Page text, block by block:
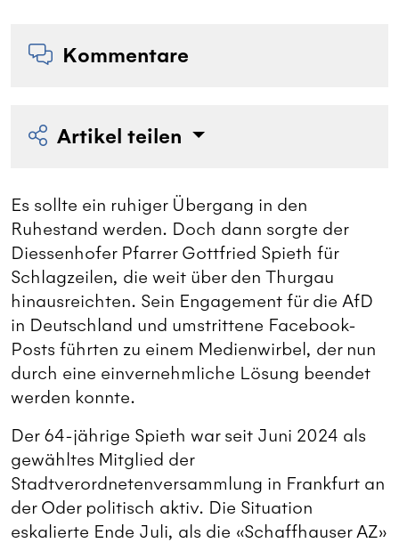
Kommentare
Artikel teilen
Es sollte ein ruhiger Übergang in den
Ruhestand werden. Doch dann sorgte der
Diessenhofer Pfarrer Gottfried Spieth für
Schlagzeilen, die weit über den Thurgau
hinausreichten. Sein Engagement für die AfD
in Deutschland und umstrittene Facebook-
Posts führten zu einem Medienwirbel, der nun
durch eine einvernehmliche Lösung beendet
werden konnte.
Der 64-jährige Spieth war seit Juni 2024 als
gewähltes Mitglied der
Stadtverordnetenversammlung in Frankfurt an
der Oder politisch aktiv. Die Situation
eskalierte Ende Juli, als die «Schaffhauser AZ»